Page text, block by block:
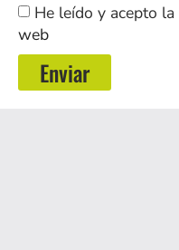
He leído y acepto la
web
Enviar